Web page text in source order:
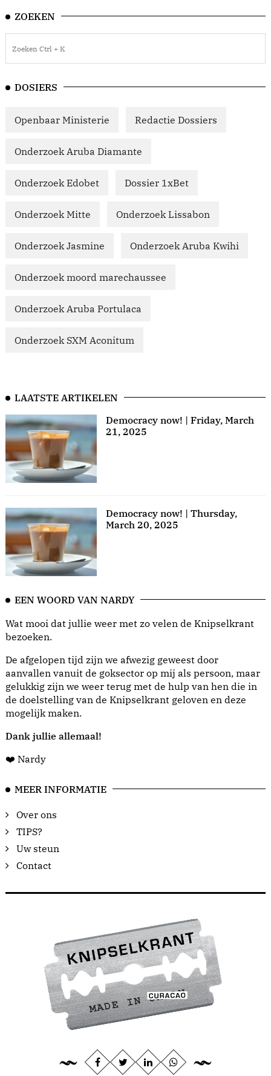
ZOEKEN
DOSIERS
Openbaar Ministerie Redactie Dossiers
Onderzoek Aruba Diamante
Onderzoek Edobet Dossier 1xBet
Onderzoek Mitte Onderzoek Lissabon
Onderzoek Jasmine Onderzoek Aruba Kwihi
Onderzoek moord marechaussee
Onderzoek Aruba Portulaca
Onderzoek SXM Aconitum
LAATSTE ARTIKELEN
Democracy now! | Friday, March
21, 2025
Democracy now! | Thursday,
March 20, 2025
EEN WOORD VAN NARDY
Wat mooi dat jullie weer met zo velen de Knipselkrant
bezoeken.
De afgelopen tijd zijn we afwezig geweest door
aanvallen vanuit de goksector op mij als persoon, maar
gelukkig zijn we weer terug met de hulp van hen die in
de doelstelling van de Knipselkrant geloven en deze
mogelijk maken.
Dank jullie allemaal!
❤️ Nardy
MEER INFORMATIE
Over ons
TIPS?
Uw steun
Contact